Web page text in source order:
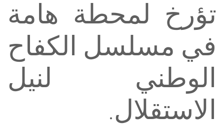
تؤرخ لمحطة هامة
في مسلسل الكفاح
الوطني لنيل
الاستقلال.